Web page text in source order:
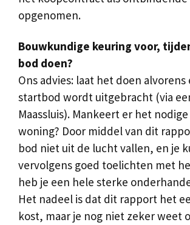
opgenomen.
Bouwkundige keuring voor,
bod doen?
Ons advies: laat het doen alvorens
startbod wordt uitgebracht (via
Maassluis). Mankeert er het
woning? Door middel van dit
bod niet uit de lucht vallen, en je
vervolgens goed toelichten met
heb je een hele sterke
Het nadeel is dat dit rapport het
kost, maar je nog niet zeker weet